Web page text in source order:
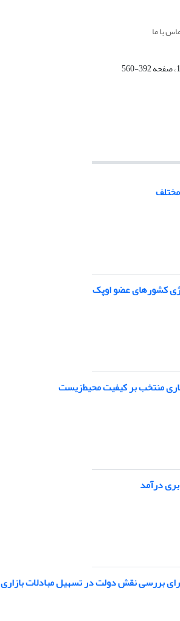
با ما
کشورهای عضو اوپک
منتخب بر کیفیت محیط‌‌زیست
درآمد
بررسی نقش دولت در تسهیل مبادلات بازاری